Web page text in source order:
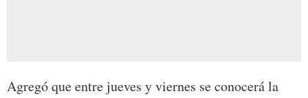
Agregó que entre jueves y viernes se conocerá la